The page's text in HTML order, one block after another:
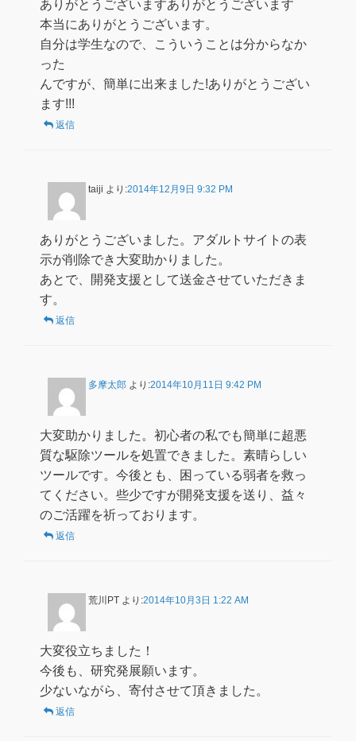
ありがとうございますありがとうございます
本当にありがとうございます。
自分は学生なので、こういうことは分からなか
った
んですが、簡単に出来ました!ありがとうござい
ます!!!
返信
taiji より:2014年12月9日 9:32 PM
ありがとうございました。アダルトサイトの表
示が削除でき大変助かりました。
あとで、開発支援として送金させていただきま
す。
返信
多摩太郎 より:2014年10月11日 9:42 PM
大変助かりました。初心者の私でも簡単に超悪
質な駆除ツールを処置できました。素晴らしい
ツールです。今後とも、困っている弱者を救っ
てください。些少ですが開発支援を送り、益々
のご活躍を祈っております。
返信
荒川PT より:2014年10月3日 1:22 AM
大変役立ちました！
今後も、研究発展願います。
少ないながら、寄付させて頂きました。
返信